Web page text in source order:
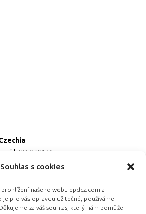
Souhlas s cookies
našeho webu epdcz.com a
je pro vás opravdu užitečné, používáme
za váš souhlas, který nám pomůže
| 731970136
projektu
|607782535